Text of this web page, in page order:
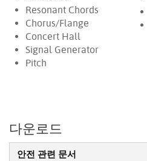
Resonant Chords
Chorus/Flange
Concert Hall
Signal Generator
Pitch
다운로드
안전 관련 문서